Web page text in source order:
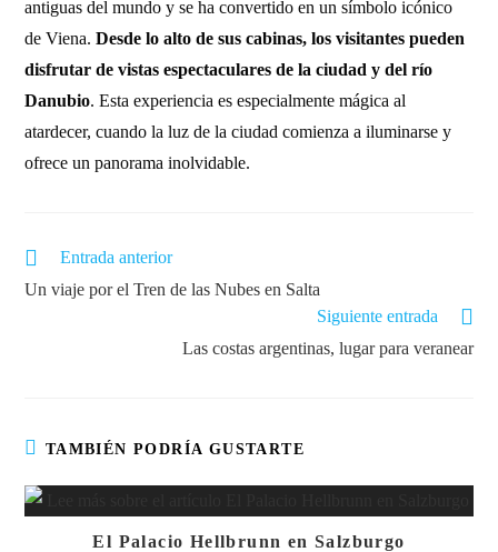
antiguas del mundo y se ha convertido en un símbolo icónico
de Viena.Desde lo alto de sus cabinas, los visitantes pueden
disfrutar de vistas espectaculares de la ciudad y del río
Danubio. Esta experiencia es especialmente mágica al
atardecer, cuando la luz de la ciudad comienza a iluminarse y
ofrece un panorama inolvidable.
Entrada anterior
Un viaje por el Tren de las Nubes en Salta
Siguiente entrada
Las costas argentinas, lugar para veranear
TAMBIÉN PODRÍA GUSTARTE
El Palacio Hellbrunn en Salzburgo